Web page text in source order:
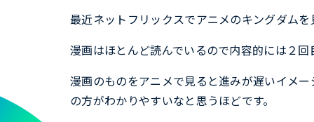
最近ネットフリックスでアニメのキングダムを
漫画はほとんど読んでいるので内容的には２
漫画のものをアニメで見ると進みが遅いイメ
の方がわかりやすいなと思うほどです。